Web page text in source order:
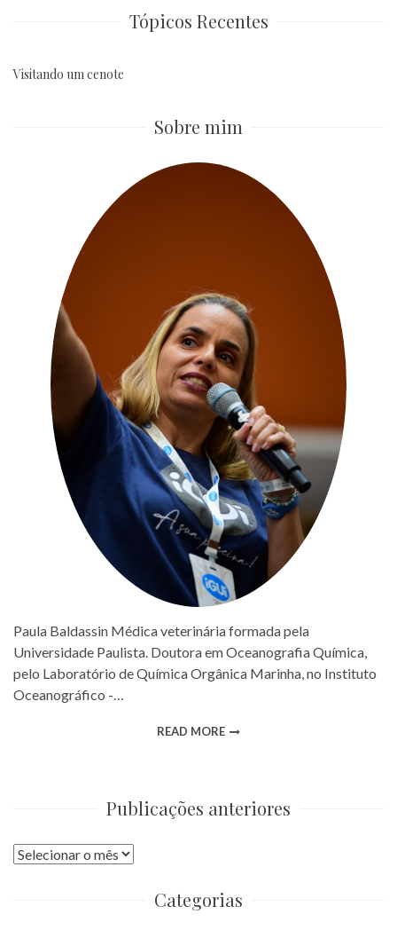
Tópicos Recentes
Visitando um cenote
Sobre mim
Paula Baldassin Médica veterinária formada pela
Universidade Paulista. Doutora em Oceanografia Química,
pelo Laboratório de Química Orgânica Marinha, no Instituto
Oceanográfico -…
READ MORE
Publicações anteriores
Publicações
Categorias